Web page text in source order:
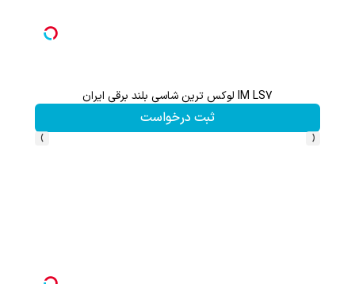
IM LS7 لوکس ترین شاسی بلند برقی ایران
ثبت درخواست
‹
›